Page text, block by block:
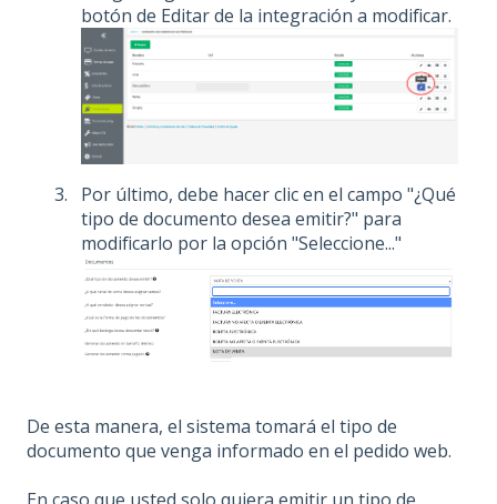
botón de Editar de la integración a modificar.
Por último, debe hacer clic en el campo "¿Qué
tipo de documento desea emitir?" para
modificarlo por la opción "Seleccione..."
De esta manera, el sistema tomará el tipo de
documento que venga informado en el pedido web.
En caso que usted solo quiera emitir un tipo de